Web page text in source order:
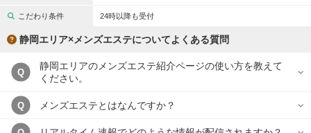
こだわり条件 24時以降も受付
静岡エリア×メンズエステについてよくある質問
Q
静岡エリアのメンズエステ紹介ページの使い方を教えて
ください。
Q メンズエステとはなんですか？